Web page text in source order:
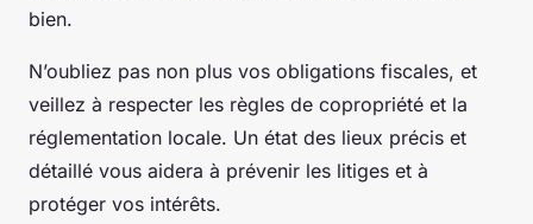
bien.
N’oubliez pas non plus vos obligations fiscales, et
veillez à respecter les règles de copropriété et la
réglementation locale. Un état des lieux précis et
détaillé vous aidera à prévenir les litiges et à
protéger vos intérêts.